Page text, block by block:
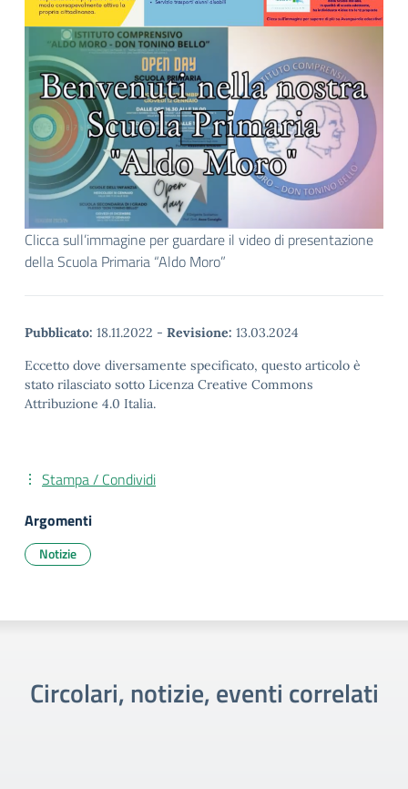
Clicca sull’immagine per guardare il video di presentazione
della Scuola Primaria “Aldo Moro”
Pubblicato: 18.11.2022 - Revisione: 13.03.2024
Eccetto dove diversamente specificato, questo articolo è
stato rilasciato sotto Licenza Creative Commons
Attribuzione 4.0 Italia.
Stampa / Condividi
Argomenti
Notizie
Circolari, notizie, eventi correlati